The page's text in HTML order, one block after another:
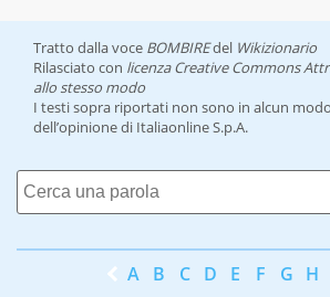
Tratto dalla voce BOMBIREdel Wikizionario
Rilasciato con licenza Creative Commons
allo stesso modo
I testi sopra riportati non sono in alcun
dell’opinione di Italiaonline S.p.A.
A B C D E F G H